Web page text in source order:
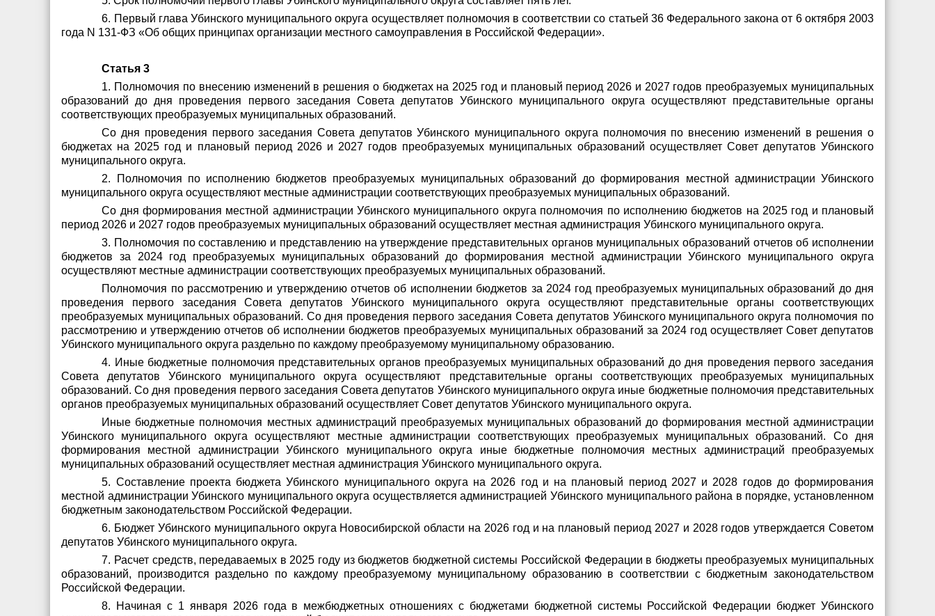
6. Первый глава Убинского муниципального округа осуществляет полномочия в соответствии со статьей 36 Федерального закона от 6 октября 2003
года N 131-ФЗ «Об общих принципах организации местного самоуправления в Российской Федерации».
Статья 3
1. Полномочия по внесению изменений в решения о бюджетах на 2025 год и плановый период 2026 и 2027 годов преобразуемых муниципальных
образований до дня проведения первого заседания Совета депутатов Убинского муниципального округа осуществляют представительные органы
соответствующих преобразуемых муниципальных образований.
Со дня проведения первого заседания Совета депутатов Убинского муниципального округа полномочия по внесению изменений в решения о
бюджетах на 2025 год и плановый период 2026 и 2027 годов преобразуемых муниципальных образований осуществляет Совет депутатов Убинского
муниципального округа.
2. Полномочия по исполнению бюджетов преобразуемых муниципальных образований до формирования местной администрации Убинского
муниципального округа осуществляют местные администрации соответствующих преобразуемых муниципальных образований.
Со дня формирования местной администрации Убинского муниципального округа полномочия по исполнению бюджетов на 2025 год и плановый
период 2026 и 2027 годов преобразуемых муниципальных образований осуществляет местная администрация Убинского муниципального округа.
3. Полномочия по составлению и представлению на утверждение представительных органов муниципальных образований отчетов об исполнении
бюджетов за 2024 год преобразуемых муниципальных образований до формирования местной администрации Убинского муниципального округа
осуществляют местные администрации соответствующих преобразуемых муниципальных образований.
Полномочия по рассмотрению и утверждению отчетов об исполнении бюджетов за 2024 год преобразуемых муниципальных образований до дня
проведения первого заседания Совета депутатов Убинского муниципального округа осуществляют представительные органы соответствующих
преобразуемых муниципальных образований. Со дня проведения первого заседания Совета депутатов Убинского муниципального округа полномочия по
рассмотрению и утверждению отчетов об исполнении бюджетов преобразуемых муниципальных образований за 2024 год осуществляет Совет депутатов
Убинского муниципального округа раздельно по каждому преобразуемому муниципальному образованию.
4. Иные бюджетные полномочия представительных органов преобразуемых муниципальных образований до дня проведения первого заседания
Совета депутатов Убинского муниципального округа осуществляют представительные органы соответствующих преобразуемых муниципальных
образований. Со дня проведения первого заседания Совета депутатов Убинского муниципального округа иные бюджетные полномочия представительных
органов преобразуемых муниципальных образований осуществляет Совет депутатов Убинского муниципального округа.
Иные бюджетные полномочия местных администраций преобразуемых муниципальных образований до формирования местной администрации
Убинского муниципального округа осуществляют местные администрации соответствующих преобразуемых муниципальных образований. Со дня
формирования местной администрации Убинского муниципального округа иные бюджетные полномочия местных администраций преобразуемых
муниципальных образований осуществляет местная администрация Убинского муниципального округа.
5. Составление проекта бюджета Убинского муниципального округа на 2026 год и на плановый период 2027 и 2028 годов до формирования
местной администрации Убинского муниципального округа осуществляется администрацией Убинского муниципального района в порядке, установленном
бюджетным законодательством Российской Федерации.
6. Бюджет Убинского муниципального округа Новосибирской области на 2026 год и на плановый период 2027 и 2028 годов утверждается Советом
депутатов Убинского муниципального округа.
7. Расчет средств, передаваемых в 2025 году из бюджетов бюджетной системы Российской Федерации в бюджеты преобразуемых муниципальных
образований, производится раздельно по каждому преобразуемому муниципальному образованию в соответствии с бюджетным законодательством
Российской Федерации.
8. Начиная с 1 января 2026 года в межбюджетных отношениях с бюджетами бюджетной системы Российской Федерации бюджет Убинского